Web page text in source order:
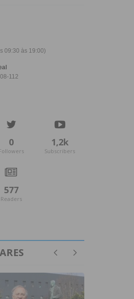
0 1,2k
Subscribers
577
Readers